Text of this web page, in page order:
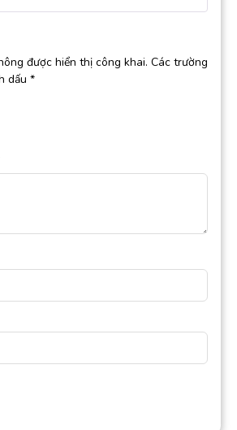
được hiển thị công khai. Các trường
dấu *